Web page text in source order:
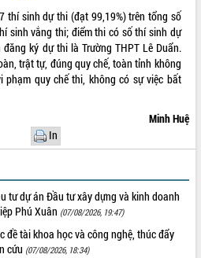
bố
cơ
thí sinh dự thi (đạt 99,19%) trên tổng số
sinh vắng thi; điểm thi có số thí sinh dự
ký dự thi là Trường THPT Lê Duẩn.
trật tự, đúng quy chế, toàn tỉnh không
quy chế thi, không có sự việc bất
Minh Huệ
In
tư dự án Đầu tư xây dựng và kinh doanh
Phú Xuân (07/08/2026, 19:47)
đề tài khoa học và công nghệ, thúc đẩy
cứu (07/08/2026, 18:34)